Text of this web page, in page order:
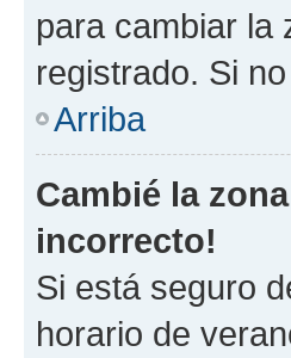
para cambiar la
registrado. Si
Arriba
Cambié la
incorrecto!
Si está seguro
horario de